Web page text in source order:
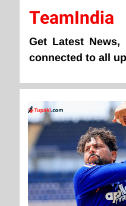
TeamIndia
Get Latest
connected to all